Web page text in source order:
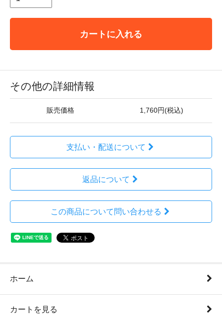
カートに入れる
その他の詳細情報
販売価格 1,760円(税込)
支払い・配送について
返品について
この商品について問い合わせる
ホーム
カートを見る